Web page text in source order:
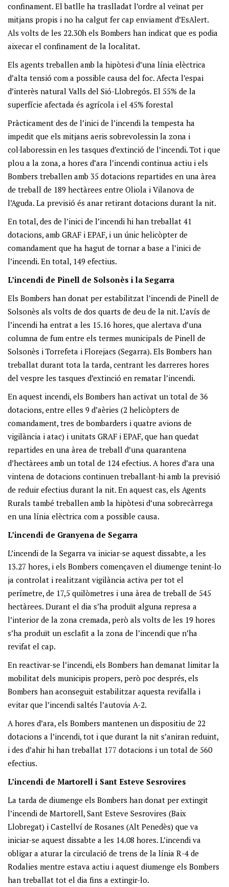
confinament. El batlle ha traslladat l’ordre al veïnat per
mitjans propis i no ha calgut fer cap enviament d’EsAlert.
Als volts de les 22.30h els Bombers han indicat que es podia
aixecar el confinament de la localitat.
Els agents treballen amb la hipòtesi d’una línia elèctrica
d’alta tensió com a possible causa del foc. Afecta l’espai
d’interès natural Valls del Sió-Llobregós. El 55% de la
superfície afectada és agrícola i el 45% forestal
Pràcticament des de l’inici de l’incendi la tempesta ha
impedit que els mitjans aeris sobrevolessin la zona i
col·laboressin en les tasques d’extinció de l’incendi. Tot i que
plou a la zona, a hores d’ara l’incendi continua actiu i els
Bombers treballen amb 35 dotacions repartides en una àrea
de treball de 189 hectàrees entre Oliola i Vilanova de
l’Aguda. La previsió és anar retirant dotacions durant la nit.
En total, des de l’inici de l’incendi hi han treballat 41
dotacions, amb GRAF i EPAF, i un únic helicòpter de
comandament que ha hagut de tornar a base a l’inici de
l’incendi. En total, 149 efectius.
L’incendi de Pinell de Solsonès i la Segarra
Els Bombers han donat per estabilitzat l’incendi de Pinell de
Solsonès als volts de dos quarts de deu de la nit. L’avís de
l’incendi ha entrat a les 15.16 hores, que alertava d’una
columna de fum entre els termes municipals de Pinell de
Solsonès i Torrefeta i Florejacs (Segarra). Els Bombers han
treballat durant tota la tarda, centrant les darreres hores
del vespre les tasques d’extinció en rematar l’incendi.
En aquest incendi, els Bombers han activat un total de 36
dotacions, entre elles 9 d’aèries (2 helicòpters de
comandament, tres de bombarders i quatre avions de
vigilància i atac) i unitats GRAF i EPAF, que han quedat
repartides en una àrea de treball d’una quarantena
d’hectàrees amb un total de 124 efectius. A hores d’ara una
vintena de dotacions continuen treballant-hi amb la previsió
de reduir efectius durant la nit. En aquest cas, els Agents
Rurals també treballen amb la hipòtesi d’una sobrecàrrega
en una línia elèctrica com a possible causa.
L’incendi de Granyena de Segarra
L’incendi de la Segarra va iniciar-se aquest dissabte, a les
13.27 hores, i els Bombers començaven el diumenge tenint-lo
ja controlat i realitzant vigilància activa per tot el
perímetre, de 17,5 quilòmetres i una àrea de treball de 545
hectàrees. Durant el dia s’ha produït alguna represa a
l’interior de la zona cremada, però als volts de les 19 hores
s’ha produït un esclafit a la zona de l’incendi que n’ha
revifat el cap.
En reactivar-se l’incendi, els Bombers han demanat limitar la
mobilitat dels municipis propers, però poc després, els
Bombers han aconseguit estabilitzar aquesta revifalla i
evitar que l’incendi saltés l’autovia A-2.
A hores d’ara, els Bombers mantenen un dispositiu de 22
dotacions a l’incendi, tot i que durant la nit s’aniran reduint,
i des d’ahir hi han treballat 177 dotacions i un total de 560
efectius.
L’incendi de Martorell i Sant Esteve Sesrovires
La tarda de diumenge els Bombers han donat per extingit
l’incendi de Martorell, Sant Esteve Sesrovires (Baix
Llobregat) i Castellví de Rosanes (Alt Penedès) que va
iniciar-se aquest dissabte a les 14.08 hores. L’incendi va
obligar a aturar la circulació de trens de la línia R-4 de
Rodalies mentre estava actiu i aquest diumenge els Bombers
han treballat tot el dia fins a extingir-lo.